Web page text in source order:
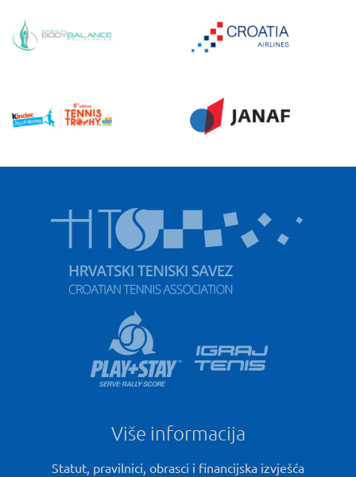
Više informacija
Statut, pravilnici, obrasci i financijska izvješća